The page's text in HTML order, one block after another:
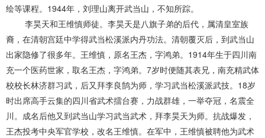
绘等课程。1944年，刘理山离开武当山，不知所踪。
李昊天和王维慎师徒。李昊天是八旗子弟的后代，属清皇室族
裔，在清朝宫廷中学得武当松溪派内丹功法。清朝覆灭后，到武当山
出家隐修了很多年。王维慎，原名王杰，字鸿弟。1914年生于四川南
充一个医药世家，取名王杰，字鸿弟。7岁时便随其表兄，南充精武体
校校长林济群习武，后又拜李良鹄为师，学习武当松溪派武技。18岁
时出席高手云集的四川省武术擂台赛，力战群雄，一举夺冠，名震全
川。成名后他又到武当山学习武当武术，拜李昊天为师。抗战爆发，
王杰投考中央军官学校，改名王维慎。在军中，王维慎被聘他为武术